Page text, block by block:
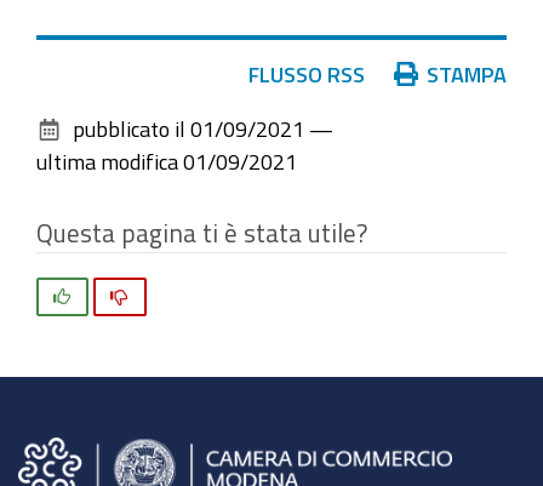
documento
FLUSSO RSS STAMPA
pubblicato il 01/09/2021 —
ultima modifica 01/09/2021
Questa pagina ti è stata utile?